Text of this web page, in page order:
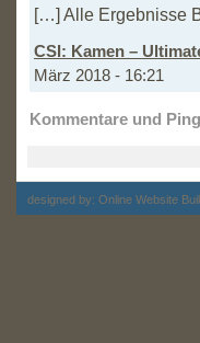
[…] Alle Ergebnisse
CSI: Kamen –
März 2018 - 16:21
Kommentare und
designed by: Online Website